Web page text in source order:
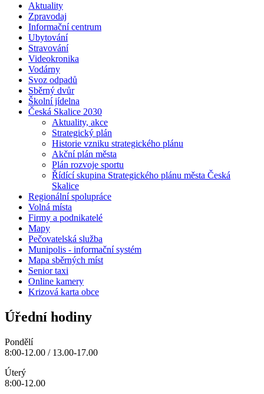
Aktuality
Zpravodaj
Informační centrum
Ubytování
Stravování
Videokronika
Vodárny
Svoz odpadů
Sběrný dvůr
Školní jídelna
Česká Skalice 2030
Aktuality, akce
Strategický plán
Historie vzniku strategického plánu
Akční plán města
Plán rozvoje sportu
Řídící skupina Strategického plánu města Česká
Skalice
Regionální spolupráce
Volná místa
Firmy a podnikatelé
Mapy
Pečovatelská služba
Munipolis - informační systém
Mapa sběrných míst
Senior taxi
Online kamery
Krizová karta obce
Úřední hodiny
Pondělí
8:00-12.00 / 13.00-17.00
Úterý
8:00-12.00